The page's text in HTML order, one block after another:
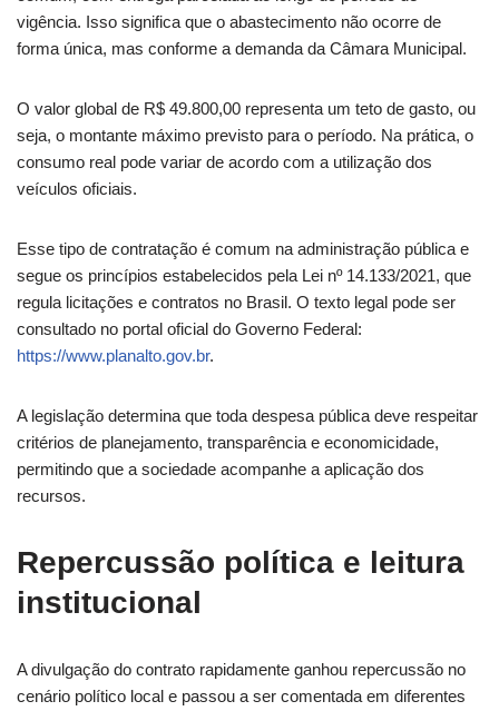
vigência. Isso significa que o abastecimento não ocorre de
forma única, mas conforme a demanda da Câmara Municipal.
O valor global de R$ 49.800,00 representa um teto de gasto, ou
seja, o montante máximo previsto para o período. Na prática, o
consumo real pode variar de acordo com a utilização dos
veículos oficiais.
Esse tipo de contratação é comum na administração pública e
segue os princípios estabelecidos pela Lei nº 14.133/2021, que
regula licitações e contratos no Brasil. O texto legal pode ser
consultado no portal oficial do Governo Federal:
https://www.planalto.gov.br.
A legislação determina que toda despesa pública deve respeitar
critérios de planejamento, transparência e economicidade,
permitindo que a sociedade acompanhe a aplicação dos
recursos.
Repercussão política e leitura
institucional
A divulgação do contrato rapidamente ganhou repercussão no
cenário político local e passou a ser comentada em diferentes